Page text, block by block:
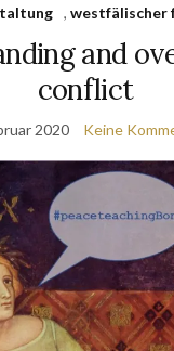
, westfälischer
and
conflict
2020 Keine